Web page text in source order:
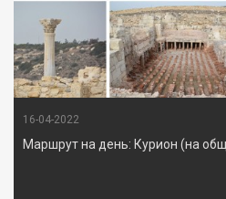
16-04-2022
Маршрут на день: Курион (на